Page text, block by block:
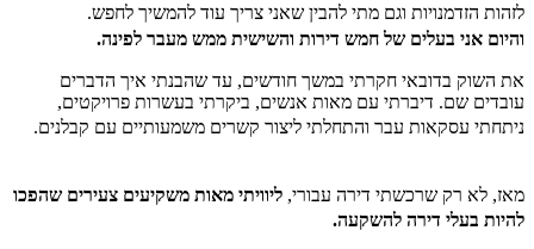
לזהות הזדמנויות וגם מתי להבין שאני צריך עוד להמשיך לחפש.
והיום אני בעלים של חמש דירות והשישית ממש מעבר לפינה.
את השוק בדובאי חקרתי במשך חודשים, עד שהבנתי איך הדברים
עובדים שם. דיברתי עם מאות אנשים, ביקרתי בעשרות פרויקטים,
ניתחתי עסקאות עבר והתחלתי ליצור קשרים משמעותיים עם קבלנים.
מאז, לא רק שרכשתי דירה עבורי, ליוויתי מאות משקיעים צעירים שהפכו
להיות בעלי דירה להשקעה.